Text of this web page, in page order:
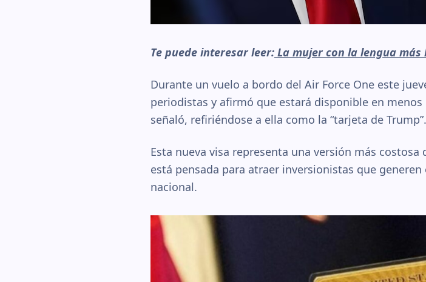
Te puede interesar leer: La mujer con la lengua
Durante un vuelo a bordo del Air Force One este
periodistas y afirmó que estará disponible en menos
señaló, refiriéndose a ella como la “tarjeta de Trump”.
Esta nueva visa representa una versión más
está pensada para atraer inversionistas que
nacional.